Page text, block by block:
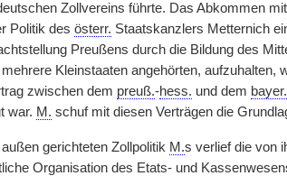
Zollvereins führte. Das Abkommen
Politik des österr. Staatskanzlers Metternich
Preußens durch die Bildung des
Kleinstaaten angehörten, aufzuhalten,
zwischen dem preuß.-hess. und dem bayer.
war. M. schuf mit diesen Verträgen die
gerichteten Zollpolitik M.s verlief die von
Organisation des Etats- und